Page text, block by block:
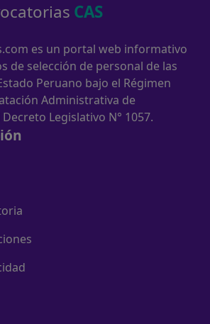
CAS
es un portal web informativo
de selección de personal de las
Peruano bajo el Régimen
Administrativa de
Decreto Legislativo N° 1057.